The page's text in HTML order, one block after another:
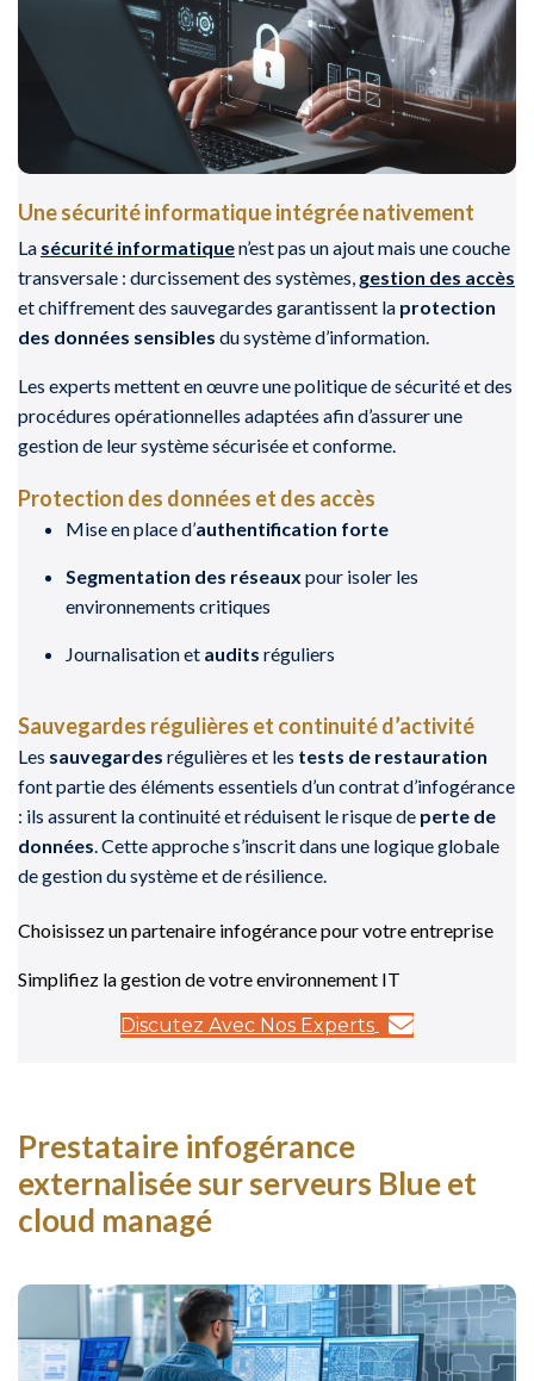
Une sécurité informatique intégrée nativement
La sécurité informatiquen’est pas un ajout mais une couche
transversale : durcissement des systèmes, gestion des accès
et chiffrement des sauvegardes garantissent la protection
des données sensibles du système d’information.
Les experts mettent en œuvre une politique de sécurité et des
procédures opérationnelles adaptées afin d’assurer une
gestion de leur système sécurisée et conforme.
Protection des données et des accès
Mise en place d’authentification forte
Segmentation des réseaux pour isoler les
environnements critiques
Journalisation et audits réguliers
Sauvegardes régulières et continuité d’activité
Les sauvegardes régulières et les tests de restauration
font partie des éléments essentiels d’un contrat d’infogérance
: ils assurent la continuité et réduisent le risque de perte de
données . Cette approche s’inscrit dans une logique globale
de gestion du système et de résilience.
Choisissez un partenaire infogérance pour votre entreprise
Simplifiez la gestion de votre environnement IT
Discutez Avec Nos Experts
Prestataire infogérance
externalisée sur serveurs Blue et
cloud managé